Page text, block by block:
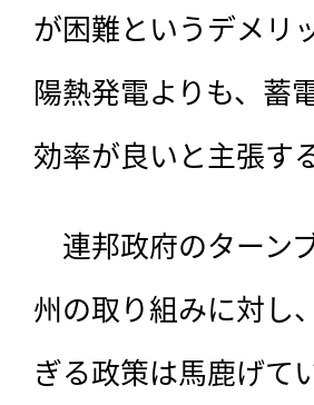
が困難というデメリ
陽熱発電よりも、蓄
効率が良いと主張す
連邦政府のターン
州の取り組みに対し
ぎる政策は馬鹿げて